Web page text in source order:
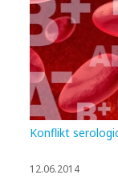
Konflikt
12.06.2014